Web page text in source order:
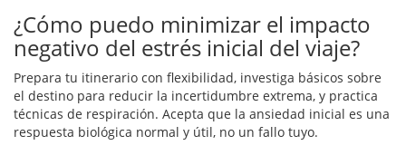
¿Cómo puedo minimizar el impacto
negativo del estrés inicial del viaje?
Prepara tu itinerario con flexibilidad, investiga básicos sobre
el destino para reducir la incertidumbre extrema, y practica
técnicas de respiración. Acepta que la ansiedad inicial es una
respuesta biológica normal y útil, no un fallo tuyo.